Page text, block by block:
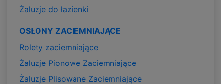
Żaluzje do łazienki
OSŁONY ZACIEMNIAJĄCE
Rolety zaciemniające
Żaluzje Pionowe Zaciemniające
Żaluzje Plisowane Zaciemniające